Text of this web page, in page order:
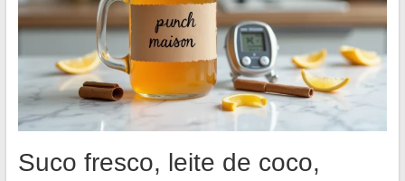
Suco fresco, leite de coco,